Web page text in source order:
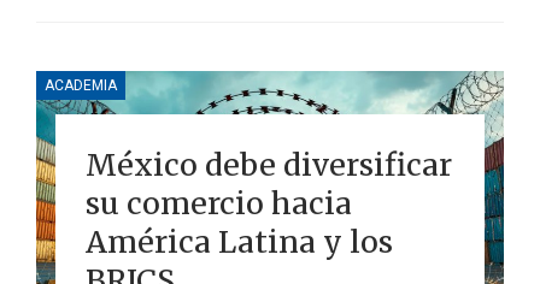
ACADEMIA
México debe diversificar
su comercio hacia
América Latina y los